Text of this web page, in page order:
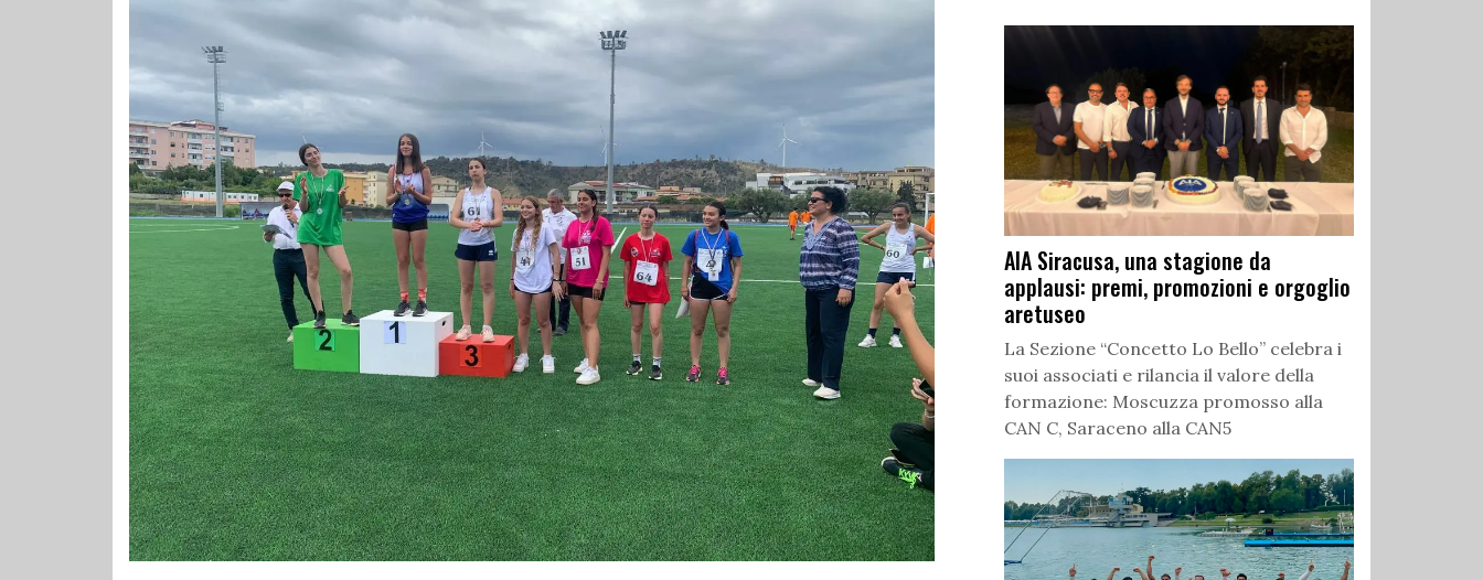
AIA Siracusa, una stagione da
applausi: premi, promozioni e orgoglio
aretuseo
La Sezione “Concetto Lo Bello” celebra i
suoi associati e rilancia il valore della
formazione: Moscuzza promosso alla
CAN C, Saraceno alla CAN5